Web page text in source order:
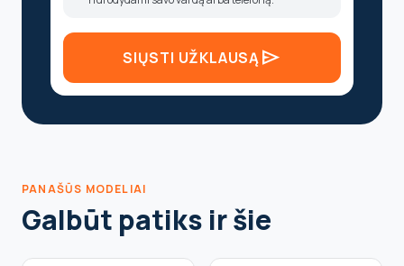
SIŲSTI UŽKLAUSĄsend
PANAŠŪS MODELIAI
Galbūt patiks ir šie